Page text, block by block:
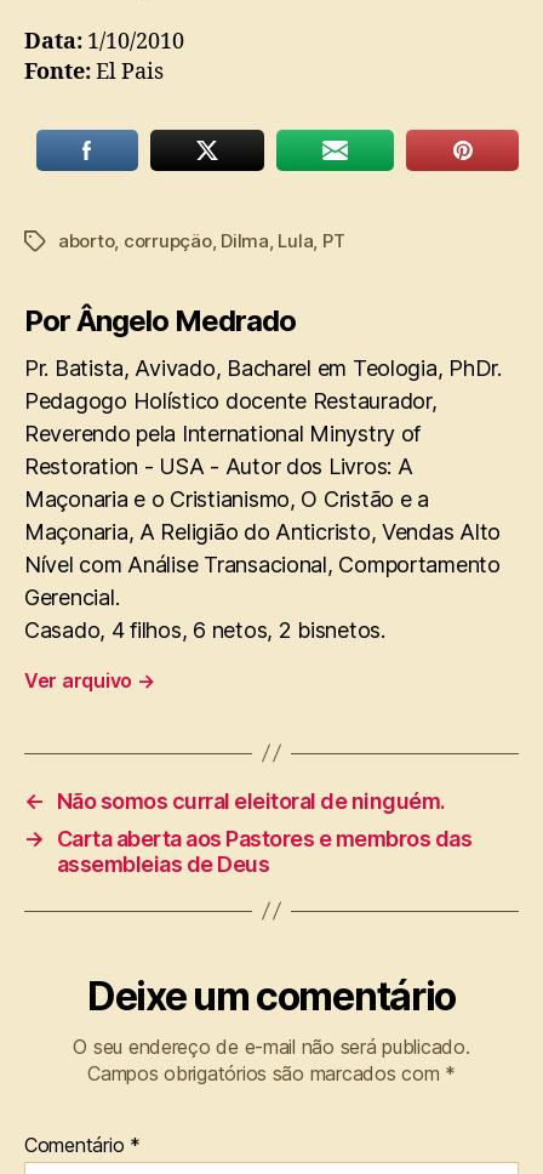
Data: 1/10/2010
Fonte:El Pais
Tagsaborto, corrupçäo, Dilma Lula PT
Por Ângelo Medrado
Pr. Batista, Avivado, Bacharel em Teologia, PhDr.
Pedagogo Holístico docente Restaurador,
Reverendo pela International Minystry of
Restoration - USA - Autor dos Livros: A
Maçonaria e o Cristianismo, O Cristão e a
Maçonaria, A Religião do Anticristo, Vendas Alto
Nível com Análise Transacional, Comportamento
Gerencial.
Casado, 4 filhos, 6 netos, 2 bisnetos.
Ver arquivo →
←
Não somos curral eleitoral de ninguém.
→
Carta aberta aos Pastores e membros das
assembleias de Deus
Deixe um comentário
O seu endereço de e-mail não será publicado.
Campos obrigatórios são marcados com *
Comentário *